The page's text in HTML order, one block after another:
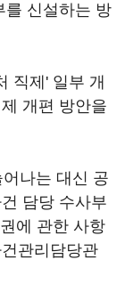
를 신설하는 방
직제' 일부 개
개편 방안을
나는 대신 공
담당 수사부
에 관한 사항
관리담당관